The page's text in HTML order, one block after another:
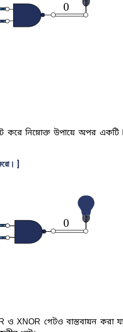
0
করে নিম্নোক্ত উপায়ে অপর একটি
]
0
ও XNOR গেটও বাস্তবায়ন